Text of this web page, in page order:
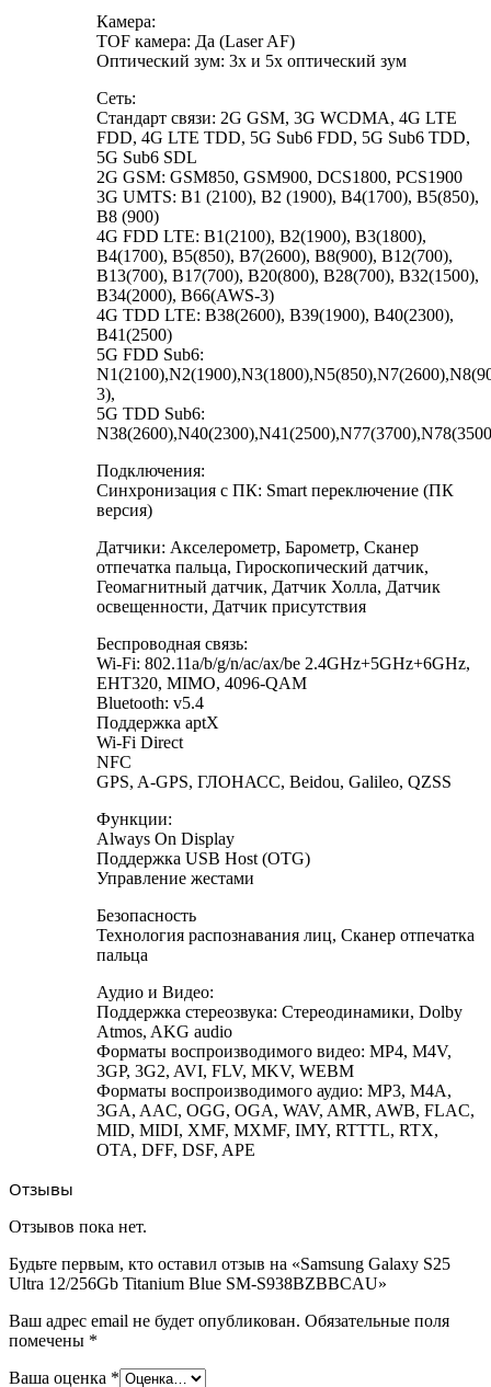
Камера:
TOF камера: Да (Laser AF)
Оптический зум: 3х и 5х оптический зум
Сеть:
Стандарт связи: 2G GSM, 3G WCDMA, 4G LTE
FDD, 4G LTE TDD, 5G Sub6 FDD, 5G Sub6 TDD,
5G Sub6 SDL
2G GSM: GSM850, GSM900, DCS1800, PCS1900
3G UMTS: B1 (2100), B2 (1900), B4(1700), B5(850),
B8 (900)
4G FDD LTE: B1(2100), B2(1900), B3(1800),
B4(1700), B5(850), B7(2600), B8(900), B12(700),
B13(700), B17(700), B20(800), B28(700), B32(1500),
B34(2000), B66(AWS-3)
4G TDD LTE: B38(2600), B39(1900), B40(2300),
B41(2500)
5G FDD Sub6:
3),
5G TDD Sub6:
Подключения:
Синхронизация с ПК: Smart переключение (ПК
версия)
Датчики: Акселерометр, Барометр, Сканер
отпечатка пальца, Гироскопический датчик,
Геомагнитный датчик, Датчик Холла, Датчик
освещенности, Датчик присутствия
Беспроводная связь:
Wi-Fi: 802.11a/b/g/n/ac/ax/be 2.4GHz+5GHz+6GHz,
EHT320, MIMO, 4096-QAM
Bluetooth: v5.4
Поддержка aptX
Wi-Fi Direct
NFC
GPS, A-GPS, ГЛОНАСС, Beidou, Galileo, QZSS
Функции:
Always On Display
Поддержка USB Host (OTG)
Управление жестами
Безопасность
Технология распознавания лиц, Сканер отпечатка
пальца
Аудио и Видео:
Поддержка стeреозвука: Стереодинамики, Dolby
Atmos, AKG audio
Форматы воспроизводимого видео: MP4, M4V,
3GP, 3G2, AVI, FLV, MKV, WEBM
Форматы воспроизводимого аудио: MP3, M4A,
3GA, AAC, OGG, OGA, WAV, AMR, AWB, FLAC,
MID, MIDI, XMF, MXMF, IMY, RTTTL, RTX,
OTA, DFF, DSF, APE
Отзывы
Отзывов пока нет.
Будьте первым, кто оставил отзыв на «Samsung Galaxy S25
Ultra 12/256Gb Titanium Blue SM-S938BZBBCAU»
Ваш адрес email не будет опубликован. Обязательные поля
помечены *
Ваша оценка *